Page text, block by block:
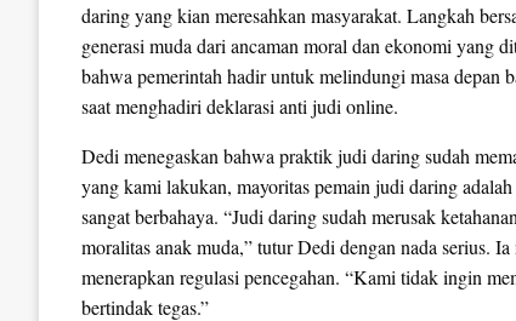
daring yang kian meresahkan masyarakat. Langkah
generasi muda dari ancaman moral dan ekonomi yang
bahwa pemerintah hadir untuk melindungi masa
saat menghadiri deklarasi anti judi online.
Dedi menegaskan bahwa praktik judi daring sudah
yang kami lakukan, mayoritas pemain judi daring
sangat berbahaya. “Judi daring sudah merusak
moralitas anak muda,” tutur Dedi dengan nada serius.
menerapkan regulasi pencegahan. “Kami tidak ingin
bertindak tegas.”